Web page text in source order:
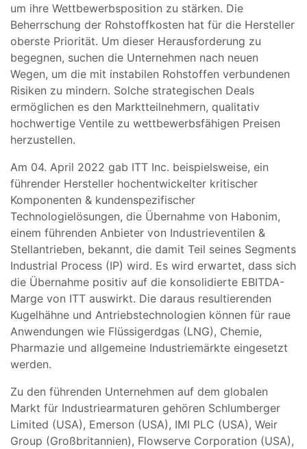
um ihre Wettbewerbsposition zu stärken. Die
Beherrschung der Rohstoffkosten hat für die Hersteller
oberste Priorität. Um dieser Herausforderung zu
begegnen, suchen die Unternehmen nach neuen
Wegen, um die mit instabilen Rohstoffen verbundenen
Risiken zu mindern. Solche strategischen Deals
ermöglichen es den Marktteilnehmern, qualitativ
hochwertige Ventile zu wettbewerbsfähigen Preisen
herzustellen.
Am 04. April 2022 gab ITT Inc. beispielsweise, ein
führender Hersteller hochentwickelter kritischer
Komponenten & kundenspezifischer
Technologielösungen, die Übernahme von Habonim,
einem führenden Anbieter von Industrieventilen &
Stellantrieben, bekannt, die damit Teil seines Segments
Industrial Process (IP) wird. Es wird erwartet, dass sich
die Übernahme positiv auf die konsolidierte EBITDA-
Marge von ITT auswirkt. Die daraus resultierenden
Kugelhähne und Antriebstechnologien können für raue
Anwendungen wie Flüssigerdgas (LNG), Chemie,
Pharmazie und allgemeine Industriemärkte eingesetzt
werden.
Zu den führenden Unternehmen auf dem globalen
Markt für Industriearmaturen gehören Schlumberger
Limited (USA), Emerson (USA), IMI PLC (USA), Weir
Group (Großbritannien), Flowserve Corporation (USA),